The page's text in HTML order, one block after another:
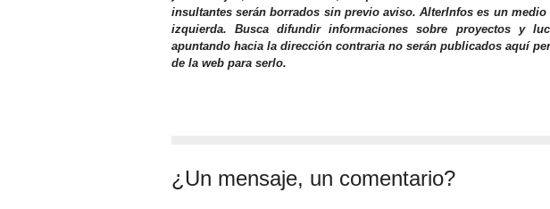
insultantes serán borrados sin previo aviso. AlterInfos es un
izquierda. Busca difundir informaciones sobre proyectos y
apuntando hacia la dirección contraria no serán publicados aquí
de la web para serlo.
¿Un mensaje, un comentario?